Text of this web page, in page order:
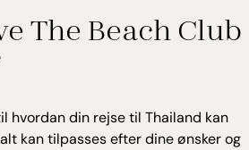
benyttes i restauranterne.
The Beach Club
hvordan din rejse til Thailand kan
kan tilpasses efter dine ønsker og